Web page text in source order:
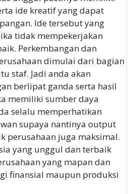
ide kreatif yang dapat
Ide tersebut yang
tidak mempekerjakan
Perkembangan dan
dimulai dari bagian
staf. Jadi anda akan
berlipat ganda serta hasil
memiliki sumber daya
selalu memperhatikan
supaya nantinya output
perusahaan juga maksimal.
yang unggul dan terbaik
yang mapan dan
finansial maupun produksi